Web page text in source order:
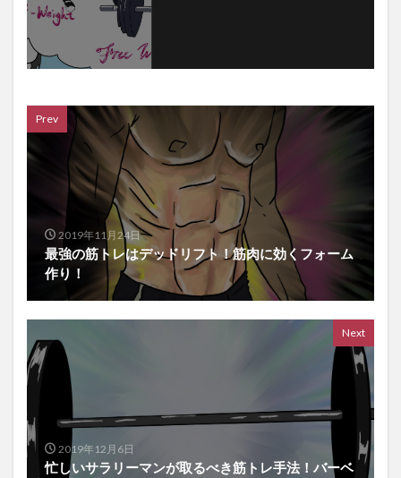
Prev
2019年11月24日
最強の筋トレはデッドリフト！筋肉に効くフォーム
作り！
Next
2019年12月6日
忙しいサラリーマンが取るべき筋トレ手法！バーベ